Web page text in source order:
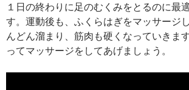
１日の終わりに足のむくみをとるのに最
す。運動後も、ふくらはぎをマッサージ
んどん溜まり、筋肉も硬くなっていきま
ってマッサージをしてあげましょう。